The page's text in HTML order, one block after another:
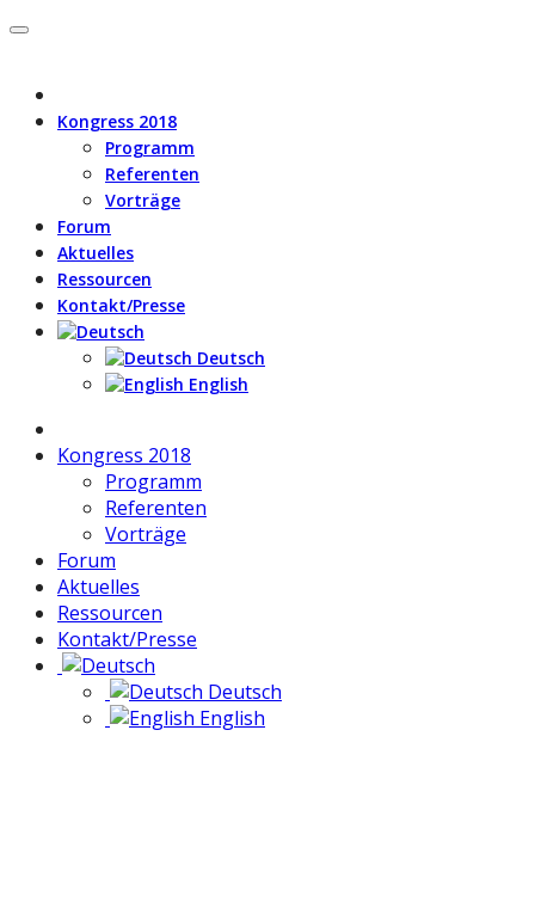
Kongress 2018
Programm
Referenten
Vorträge
Forum
Aktuelles
Ressourcen
Kontakt/Presse
Deutsch
English
Kongress 2018
Programm
Referenten
Vorträge
Forum
Aktuelles
Ressourcen
Kontakt/Presse
Deutsch
English